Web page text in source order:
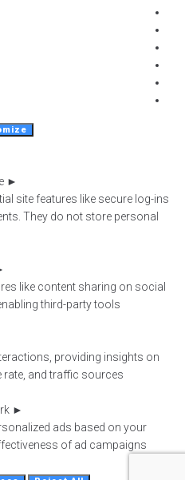
►
site features like secure log-ins
They do not store personal
like content sharing on social
third-party tools.
providing insights on
and traffic sources.
►
ads based on your
of ad campaigns.